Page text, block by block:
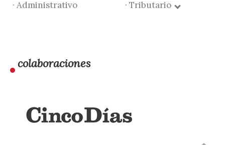
· Administrativo
· Tributario
colaboraciones